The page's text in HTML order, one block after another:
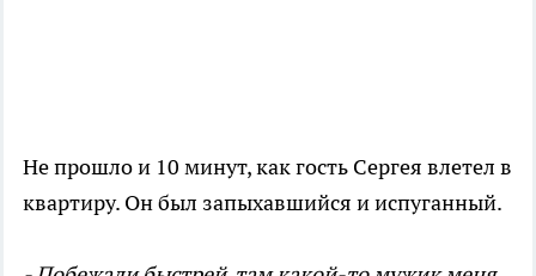
Не прошло и 10 минут, как гость Сергея влетел в
квартиру. Он был запыхавшийся и испуганный.